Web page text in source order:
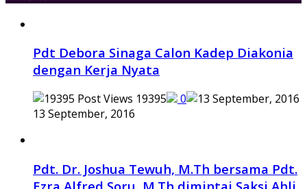
Pdt Debora Sinaga Calon Kadep Diakonia
dengan Kerja Nyata
19395
0
13 September, 2016
Pdt. Dr. Joshua Tewuh, M.Th bersama Pdt.